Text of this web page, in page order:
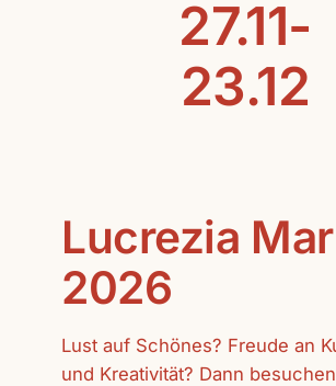
27.11-
23.12
Lucrezia
2026
Lust auf Schönes? Freude an
und Kreativität? Dann